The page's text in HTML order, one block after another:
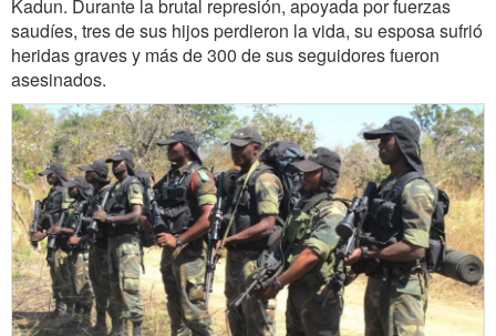
Kadun. Durante la brutal represión, apoyada por fuerzas
saudíes, tres de sus hijos perdieron la vida, su esposa sufrió
heridas graves y más de 300 de sus seguidores fueron
asesinados.